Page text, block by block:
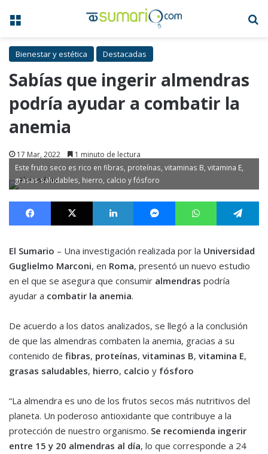
Menú
Bienestar y estética Destacadas
Sabías que ingerir almendras
podría ayudar a combatir la
anemia
17 Mar, 2022 1 minuto de lectura
Este fruto seco es rico en fibras, proteínas, vitaminas B, vitamina E,
grasas saludables, hierro, calcio y fósforo
Facebook X LinkedIn MessengerWhatsApp
El Sumario – Una investigación realizada por la Universidad
Guglielmo Marconi, en Roma, presentó un nuevo estudio
en el que se asegura que consumir almendras podría
ayudar a combatir la anemia.
De acuerdo a los datos analizados, se llegó a la conclusión
de que las almendras combaten la anemia, gracias a su
contenido de fibras, proteínas, vitaminas B, vitamina E,
grasas saludables, hierro, calcio y fósforo
“La almendra es uno de los frutos secos más nutritivos del
planeta. Un poderoso antioxidante que contribuye a la
protección de nuestro organismo. Se recomienda ingerir
entre 15 y 20 almendras al día, lo que corresponde a 24